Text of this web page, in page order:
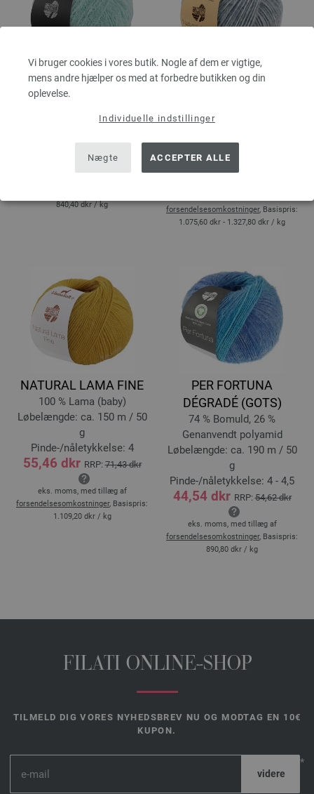
Vi bruger cookies i vores butik. Nogle af dem er vigtige,
mens andre hjælper os med at forbedre butikken og din
oplevelse.
Individuelle indstillinger
Nægte ACCEPTER ALLE
LEGGERISSIMO
100 % Polyamid
RRP: 54,62 dkr
840,40 dkr / kg
NATURAL ALPACA
6 % Ren, ny merinould
g
Pinde-/nåletykkelse: 5 - 6
forsendelsesomkostninger, Basispris:
1.075,60 dkr - 1.327,80 dkr / kg
NATURAL LAMA FINE
100 % Lama (baby)
Løbelængde: ca. 150 m / 50
g
Pinde-/nåletykkelse: 4
55,46 dkr RRP:71,43 dkr
eks. moms, med tillæg af
forsendelsesomkostninger, Basispris:
1.109,20 dkr / kg
PER FORTUNA
DÉGRADÉ (GOTS)
74 % Bomuld, 26 %
Genanvendt polyamid
Løbelængde: ca. 190 m / 50
g
Pinde-/nåletykkelse: 4 - 4,5
44,54 dkr RRP:54,62 dkr
eks. moms, med tillæg af
forsendelsesomkostninger, Basispris:
890,80 dkr / kg
FILATI ONLINE-SHOP
TILMELD DIG VORES NYHEDSBREV NU OG MODTAG EN 10€
KUPON.
*